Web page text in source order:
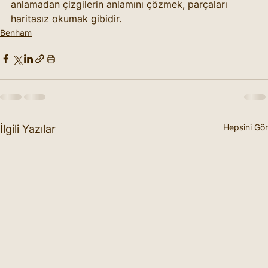
anlamadan çizgilerin anlamını çözmek, parçaları
haritasız okumak gibidir.
Benham
İlgili Yazılar Hepsini Gör